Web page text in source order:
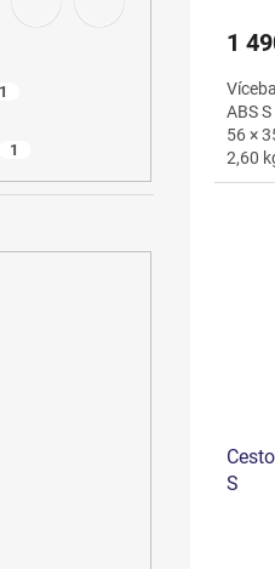
1
1
1
ABS
56 ×
2,60
S